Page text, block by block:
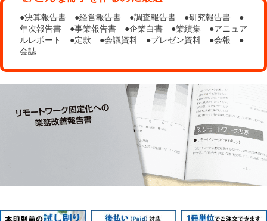
●決算報告書 ●経営報告書 ●調査報告書 ●研究報告書 ●
年次報告書 ●事業報告書 ●企業白書 ●業績集 ●アニュア
ルレポート ●定款 ●会議資料 ●プレゼン資料 ●会報 ●
会誌